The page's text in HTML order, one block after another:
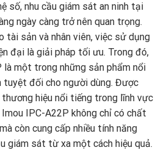
số, nhu cầu giám sát an ninh tại
ngày càng trở nên quan trọng.
tài sản và nhân viên, việc sử dụng
đại là giải pháp tối ưu. Trong đó,
là một trong những sản phẩm nổi
tuyệt đối cho người dùng. Được
hiệu nổi tiếng trong lĩnh vực
IPC-A22P không chỉ có chất
còn cung cấp nhiều tính năng
giám sát từ xa một cách hiệu quả.